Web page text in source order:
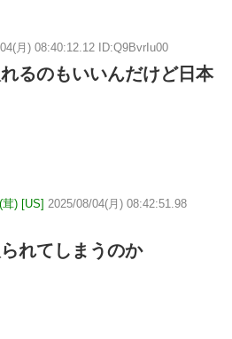
月) 08:40:12.12 ID:Q9BvrIu00
るのもいいんだけど日本
) [US] 2025/08/04(月) 08:42:51.98
れてしまうのか